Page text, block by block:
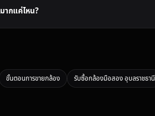
กแค่ไหน?
ขั้นตอนการขายกล้อง รับซื้อกล้องมือสอง อุบลราชธานี